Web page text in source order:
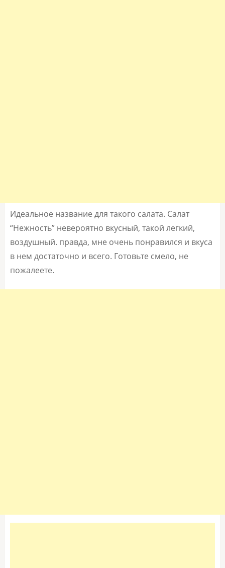
Идеальное название для такого салата. Салат
“Нежность” невероятно вкусный, такой легкий,
воздушный. правда, мне очень понравился и вкуса
в нем достаточно и всего. Готовьте смело, не
пожалеете.